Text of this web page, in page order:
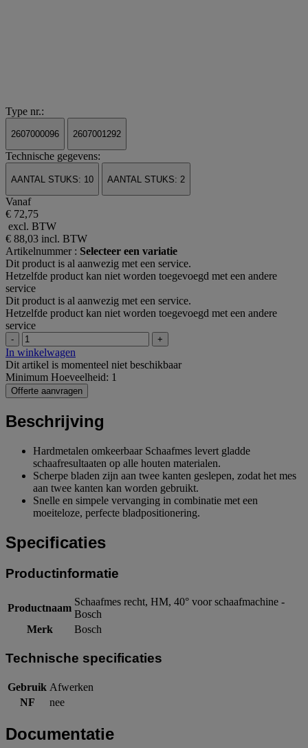
Type nr.:
2607000096 2607001292
Technische gegevens:
AANTAL STUKS: 10 AANTAL STUKS: 2
Vanaf
€ 72,75
excl. BTW
€ 88,03 incl. BTW
Artikelnummer : Selecteer een variatie
Dit product is al aanwezig met een service.
Hetzelfde product kan niet worden toegevoegd met een andere
service
Dit product is al aanwezig met een service.
Hetzelfde product kan niet worden toegevoegd met een andere
service
- +
In winkelwagen
Dit artikel is momenteel niet beschikbaar
Minimum Hoeveelheid: 1
Offerte aanvragen
Beschrijving
Hardmetalen omkeerbaar Schaafmes levert gladde
schaafresultaaten op alle houten materialen.
Scherpe bladen zijn aan twee kanten geslepen, zodat het mes
aan twee kanten kan worden gebruikt.
Snelle en simpele vervanging in combinatie met een
moeiteloze, perfecte bladpositionering.
Specificaties
Productinformatie
Productnaam
Schaafmes recht, HM, 40° voor schaafmachine -
Bosch
Merk
Bosch
Technische specificaties
Gebruik Afwerken
NF
nee
Documentatie